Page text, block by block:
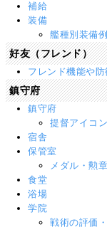
補給
装備
艦種別装備例
好友（フレンド）
フレンド機能や
鎮守府
鎮守府
提督アイコン
宿舎
保管室
メダル・勲章
食堂
浴場
学院
戦術の評価